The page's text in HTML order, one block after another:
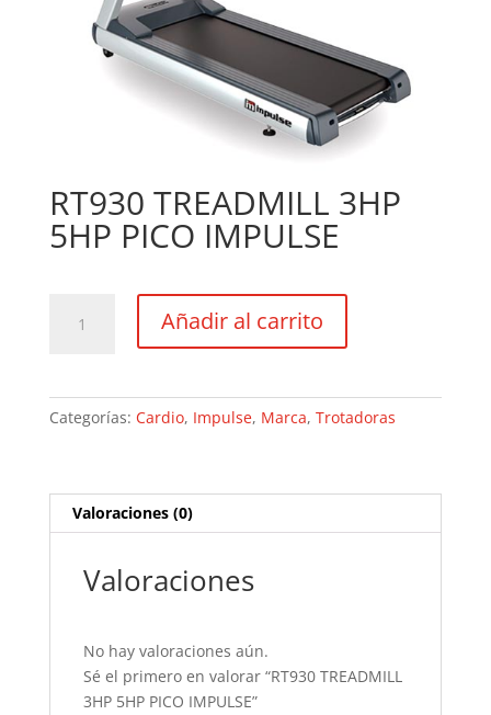
RT930 TREADMILL 3HP
5HP PICO IMPULSE
TREADMILL
IMPULSE
Añadir al carrito
Categorías: Cardio, Impulse, Marca, Trotadoras
Valoraciones (0)
Valoraciones
No hay valoraciones aún.
Sé el primero en valorar “RT930 TREADMILL
3HP 5HP PICO IMPULSE”